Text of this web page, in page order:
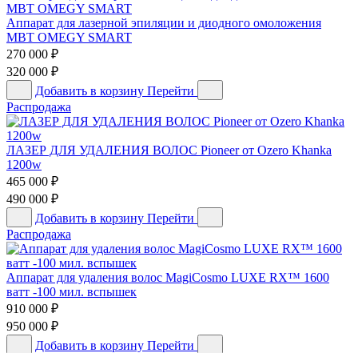
Аппарат для лазерной эпиляции и диодного омоложения
MBT OMEGY SMART
270 000 ₽
320 000 ₽
Добавить в корзину Перейти
Распродажа
ЛАЗЕР ДЛЯ УДАЛЕНИЯ ВОЛОС Pioneer от Ozero Khanka
1200w
465 000 ₽
490 000 ₽
Добавить в корзину Перейти
Распродажа
Аппарат для удаления волос MagiCosmo LUXE RX™ 1600
ватт -100 мил. вспышек
910 000 ₽
950 000 ₽
Добавить в корзину Перейти